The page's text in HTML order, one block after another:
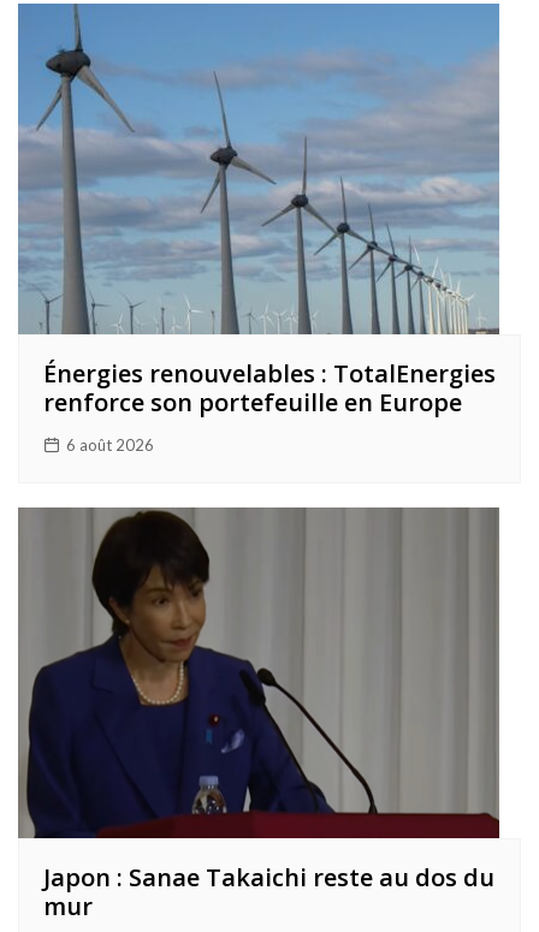
Énergies renouvelables : TotalEnergies
renforce son portefeuille en Europe
6 août 2026
Japon : Sanae Takaichi reste au dos du
mur